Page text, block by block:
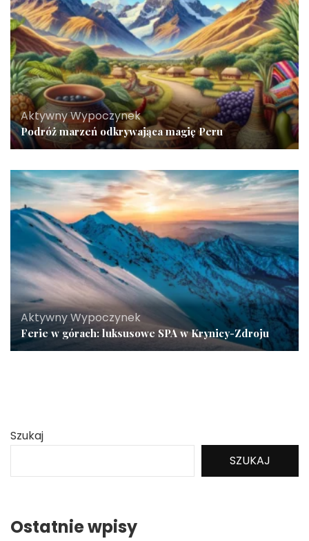
Aktywny Wypoczynek
Podróż marzeń odkrywająca magię Peru
Aktywny Wypoczynek
Ferie w górach: luksusowe SPA w Krynicy-Zdroju
Szukaj
SZUKAJ
Ostatnie wpisy